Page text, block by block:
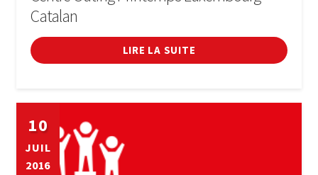
Catalan
LIRE LA SUITE
10
JUIL
2016